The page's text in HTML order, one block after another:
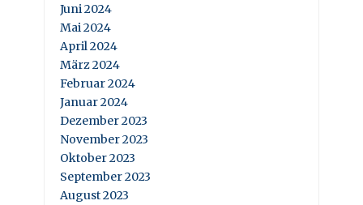
Juni 2024
Mai 2024
April 2024
März 2024
Februar 2024
Januar 2024
Dezember 2023
November 2023
Oktober 2023
September 2023
August 2023